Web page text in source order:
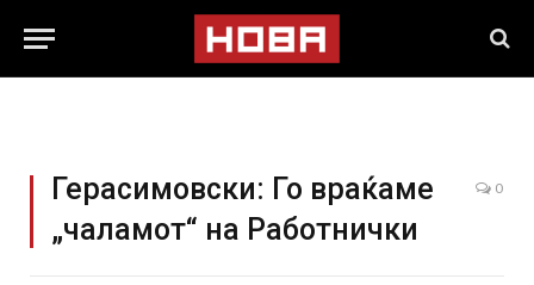
Герасимовски: Го враќаме
„чаламот“ на Работнички
0